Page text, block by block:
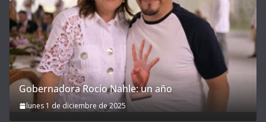
Gobernadora Rocío Nahle: un año
lunes 1 de diciembre de 2025